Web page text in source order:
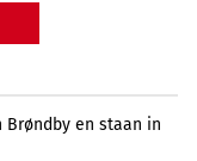
Brøndby en staan in